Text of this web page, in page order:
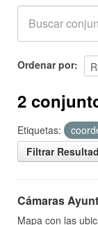
Ordenar por
2
Etiquetas:
Filtrar
Cámaras
Mapa con las